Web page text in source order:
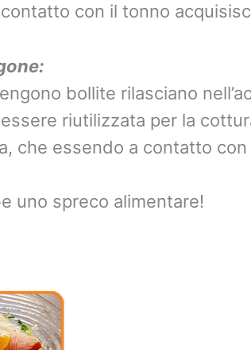
con il tonno
bollite rilasciano
riutilizzata per la
che essendo a contatto
uno spreco alimentare!